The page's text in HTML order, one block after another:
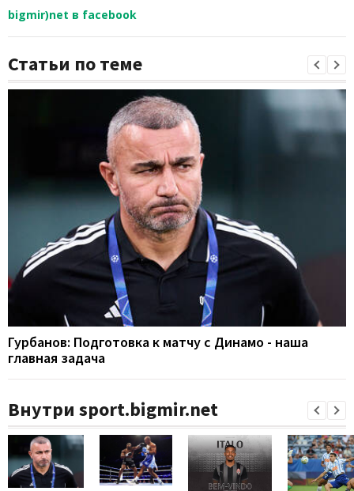
bigmir)net в facebook
Статьи по теме
Гурбанов: Подготовка к матчу с Динамо - наша
главная задача
Внутри sport.bigmir.net